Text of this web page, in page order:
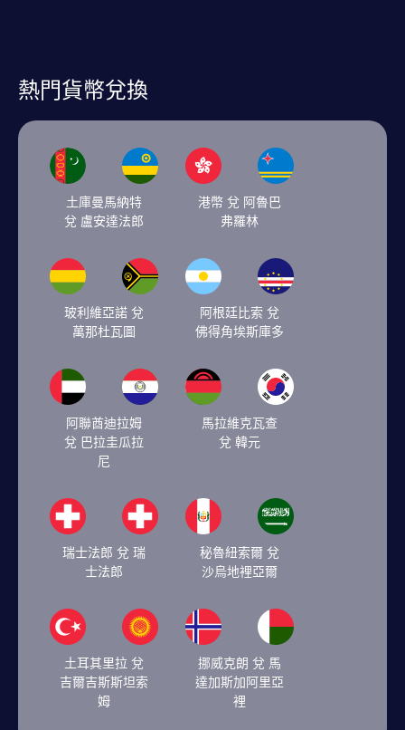
熱門貨幣兌換
土庫曼馬納特
兌 盧安達法郎
港幣 兌 阿魯巴
弗羅林
玻利維亞諾 兌
萬那杜瓦圖
阿根廷比索 兌
佛得角埃斯庫多
阿聯酋迪拉姆
兌 巴拉圭瓜拉
尼
馬拉維克瓦查
兌 韓元
瑞士法郎 兌 瑞
士法郎
秘魯紐索爾 兌
沙烏地裡亞爾
土耳其里拉 兌
吉爾吉斯斯坦索
姆
挪威克朗 兌 馬
達加斯加阿里亞
裡